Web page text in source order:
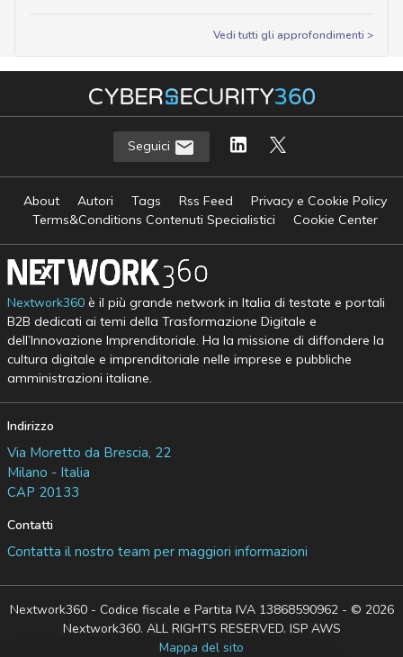
Vedi tutti gli approfondimenti >
Seguici
About Autori Tags Rss Feed
Privacy e Cookie Policy
Terms&Conditions Contenuti Specialistici
Cookie Center
Nextwork360è il più grande network in Italia di testate e portali
B2B dedicati ai temi della Trasformazione Digitale e
dell’Innovazione Imprenditoriale. Ha la missione di diffondere la
cultura digitale e imprenditoriale nelle imprese e pubbliche
amministrazioni italiane.
Indirizzo
Via Moretto da Brescia, 22
Milano - Italia
CAP 20133
Contatti
Contatta il nostro team per maggiori informazioni
Nextwork360 - Codice fiscale e Partita IVA 13868590962 - © 2026
Nextwork360. ALL RIGHTS RESERVED. ISP AWS
Mappa del sito